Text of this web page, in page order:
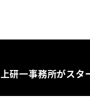
研一事務所がスタ